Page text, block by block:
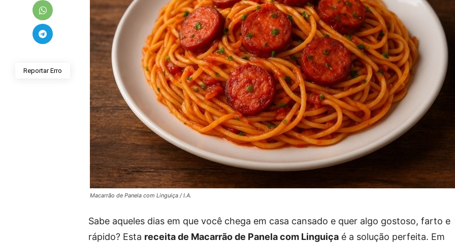
Reportar Erro
Macarrão de Panela com Linguiça / I.A.
Sabe aqueles dias em que você chega em casa cansado e quer algo gostoso, farto e
rápido? Esta receita de Macarrão de Panela com Linguiça é a solução perfeita. Em